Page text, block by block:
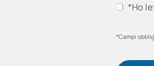
*Ho
*Campi